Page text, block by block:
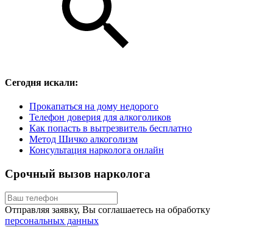
Сегодня искали:
Прокапаться на дому недорого
Телефон доверия для алкоголиков
Как попасть в вытрезвитель бесплатно
Метод Шичко алкоголизм
Консультация нарколога онлайн
Срочный вызов нарколога
Отправляя заявку, Вы соглашаетесь на обработку
персональных данных